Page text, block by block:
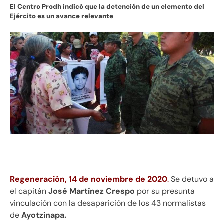
El Centro Prodh indicó que la detención de un elemento del
Ejército es un avance relevante
Regeneración, 14 de noviembre de 2020.Se detuvo a
el capitánJosé Martínez Crespo por su presunta
vinculación con la desaparición de los 43 normalistas
deAyotzinapa.